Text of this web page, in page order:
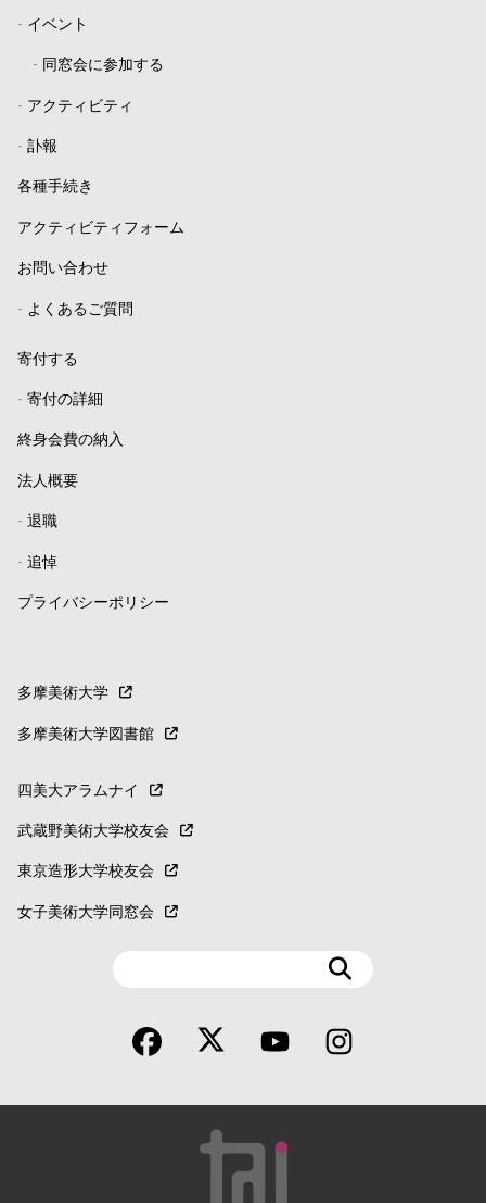
- イベント
- 同窓会に参加する
- アクティビティ
- 訃報
各種手続き
アクティビティフォーム
お問い合わせ
- よくあるご質問
寄付する
- 寄付の詳細
終身会費の納入
法人概要
- 退職
- 追悼
プライバシーポリシー
多摩美術大学
多摩美術大学図書館
四美大アラムナイ
武蔵野美術大学校友会
東京造形大学校友会
女子美術大学同窓会